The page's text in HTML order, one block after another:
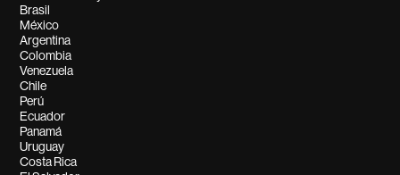
Brasil
México
Argentina
Colombia
Venezuela
Chile
Perú
Ecuador
Panamá
Uruguay
Costa Rica